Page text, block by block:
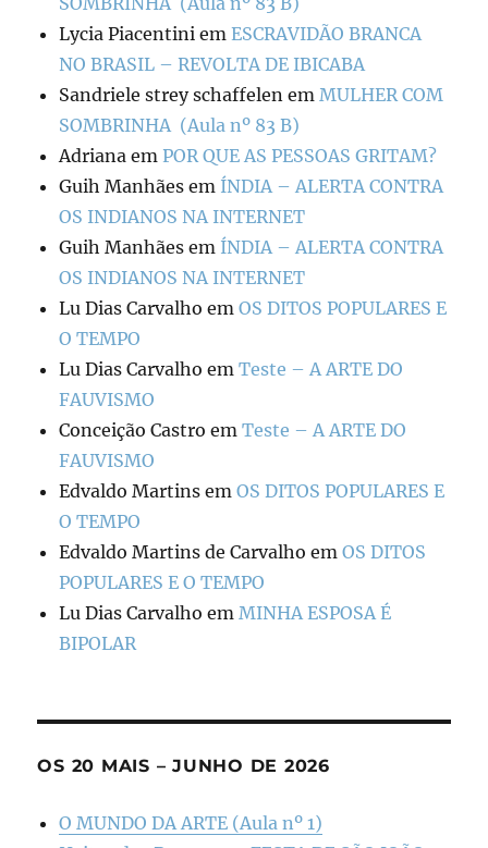
Lycia Piacentini emESCRAVIDÃO BRANCA
NO BRASIL – REVOLTA DE IBICABA
Sandriele strey schaffelen em MULHER COM
SOMBRINHA (Aula nº 83 B)
Adriana em POR QUE AS PESSOAS GRITAM?
Guih Manhães em ÍNDIA – ALERTA CONTRA
OS INDIANOS NA INTERNET
Guih Manhães em ÍNDIA – ALERTA CONTRA
OS INDIANOS NA INTERNET
Lu Dias Carvalho emOS DITOS POPULARES E
O TEMPO
Lu Dias Carvalho emTeste – A ARTE DO
FAUVISMO
Conceição Castro emTeste – A ARTE DO
FAUVISMO
Edvaldo Martins emOS DITOS POPULARES E
O TEMPO
Edvaldo Martins de Carvalho emOS DITOS
POPULARES E O TEMPO
Lu Dias Carvalho em MINHA ESPOSA É
BIPOLAR
OS 20 MAIS – JUNHO DE 2026
O MUNDO DA ARTE (Aula nº 1)